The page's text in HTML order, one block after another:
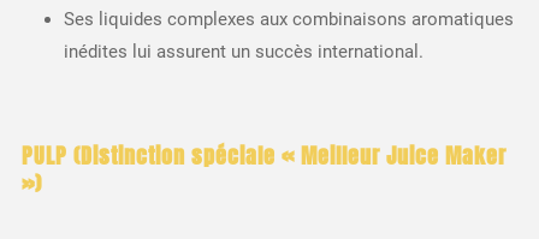
Ses liquides complexes aux combinaisons aromatiques
inédites lui assurent un succès international.
PULP (Distinction spéciale « Meilleur Juice Maker
»)